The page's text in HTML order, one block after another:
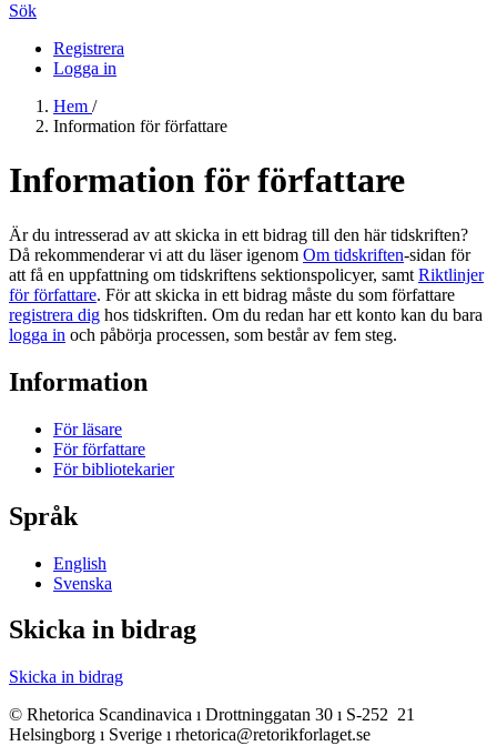
Sök
Registrera
Logga in
Hem /
Information för författare
Information för författare
Är du intresserad av att skicka in ett bidrag till den här tidskriften?
Då rekommenderar vi att du läser igenom Om tidskriften-sidan för
att få en uppfattning om tidskriftens sektionspolicyer, samt Riktlinjer
för författare. För att skicka in ett bidrag måste du som författare
registrera dig hos tidskriften. Om du redan har ett konto kan du bara
logga in och påbörja processen, som består av fem steg.
Information
För läsare
För författare
För bibliotekarier
Språk
English
Svenska
Skicka in bidrag
Skicka in bidrag
© Rhetorica Scandinavica ı Drottninggatan 30 ı S-252 21
Helsingborg ı Sverige ı rhetorica@retorikforlaget.se